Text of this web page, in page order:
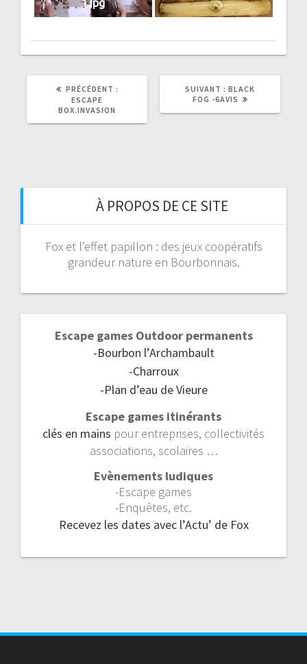
1.jpg
PRÉCÉDENT :
ESCAPE
BOX.INVASION
SUIVANT : ARTICLE
SUIVANT
BLACK
FOG -6AVIS
À PROPOS DE CE SITE
Fox et l’effet papillon : des jeux coopératifs
grandeur nature en Bourbonnais.
Escape games Outdoor permanents
-Bourbon l’Archambault
-Charroux
-Plan d’eau de Vieure
Escape games itinérants
clés en mains pour entreprises, collectivités
associations, scolaires …
Evènements ludiques
-Escape games
-Enquêtes, etc.
Recevez les dates avec l’Actu’ de Fox